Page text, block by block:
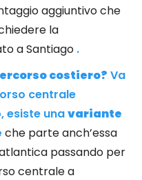
aggiuntivo che
la
a Santiago .
costiero? Va
centrale
esiste unavariante
che parte anch’essa
passando per
centrale a